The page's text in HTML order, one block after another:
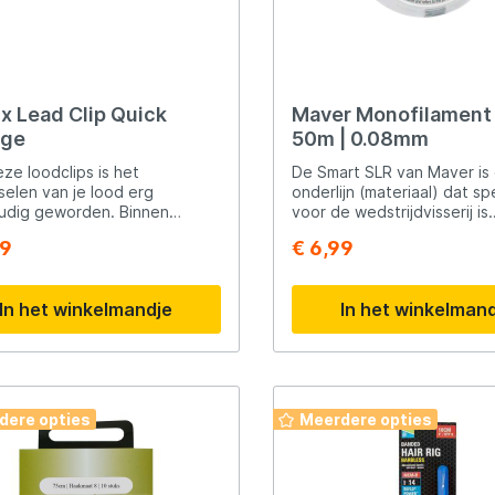
feeder, deze onderlijnen
een waardevolle aanvulling
visuitrusting.
Lead Clip Quick
loodclips is het
van je lood erg
geworden. Binnen
waardoor je je snel kunt
In het winkelmandje
Maver Monofilament
50m | 0.08mm
De Smart SLR van Maver is
onderlijn (materiaal) dat
voor de wedstrijdvisserij is
van 50 meter en in
zout water.
€ 6,99
In het
opties Meerdere opties